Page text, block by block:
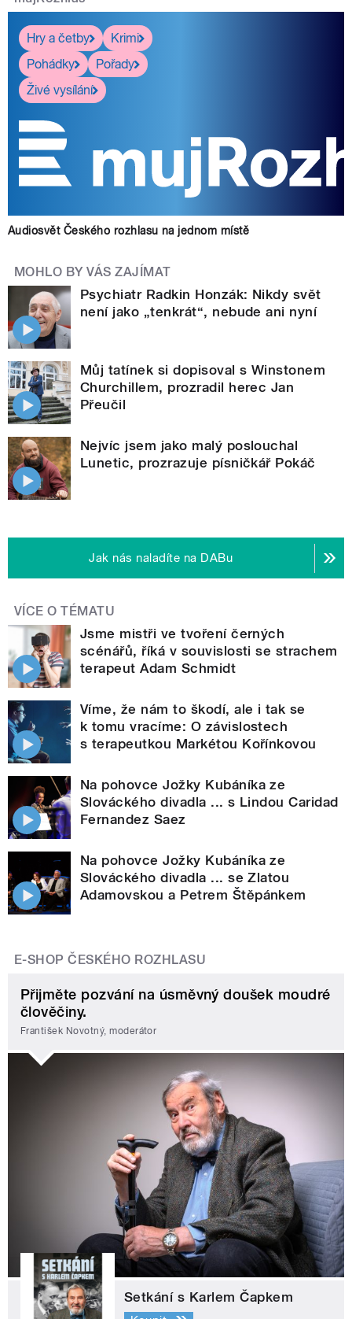
Hry a četby
Krimi
Pohádky
Pořady
Živé vysílání
Audiosvět Českého rozhlasu na jednom místě
MOHLO BY VÁS ZAJÍMAT
Psychiatr Radkin Honzák: Nikdy svět
není jako „tenkrát“, nebude ani nyní
Můj tatínek si dopisoval s Winstonem
Churchillem, prozradil herec Jan
Přeučil
Nejvíc jsem jako malý poslouchal
Lunetic, prozrazuje písničkář Pokáč
Jak nás naladíte na DABu
VÍCE O TÉMATU
Jsme mistři ve tvoření černých
scénářů, říká v souvislosti se strachem
terapeut Adam Schmidt
Víme, že nám to škodí, ale i tak se
k tomu vracíme: O závislostech
s terapeutkou Markétou Kořínkovou
Na pohovce Jožky Kubáníka ze
Slováckého divadla ... s Lindou Caridad
Fernandez Saez
Na pohovce Jožky Kubáníka ze
Slováckého divadla ... se Zlatou
Adamovskou a Petrem Štěpánkem
E-SHOP ČESKÉHO ROZHLASU
Přijměte pozvání na úsměvný doušek moudré
člověčiny.
František Novotný, moderátor
Setkání s Karlem Čapkem